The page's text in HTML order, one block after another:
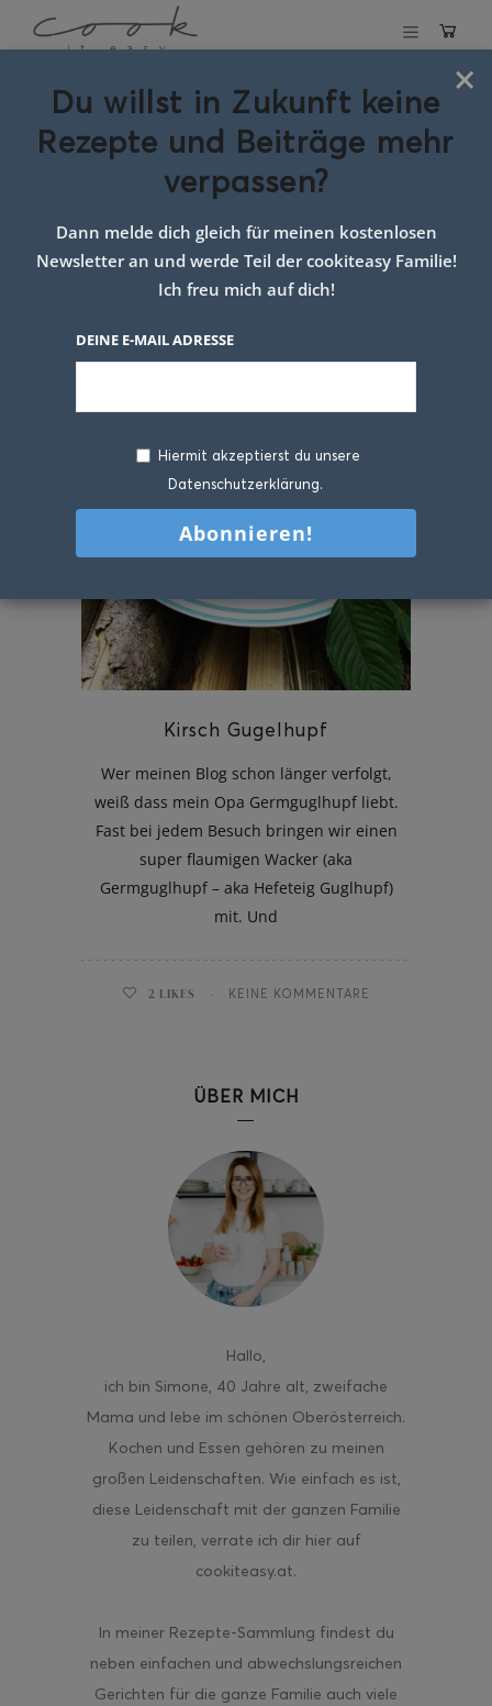
Schlagwort:
gefüllter
germguglhupf
Kirsch Gugelhupf
Wer meinen Blog schon länger verfolgt,
weiß dass mein Opa Germguglhupf liebt.
Fast bei jedem Besuch bringen wir einen
super flaumigen Wacker (aka
Germguglhupf – aka Hefeteig Guglhupf)
mit. Und
2 LIKES KEINE KOMMENTARE
ÜBER MICH
Hallo,
ich bin Simone, 40 Jahre alt, zweifache
Mama und lebe im schönen Oberösterreich.
Kochen und Essen gehören zu meinen
großen Leidenschaften. Wie einfach es ist,
diese Leidenschaft mit der ganzen Familie
zu teilen, verrate ich dir hier auf
cookiteasy.at.
In meiner Rezepte-Sammlung findest du
neben einfachen und abwechslungsreichen
Gerichten für die ganze Familie auch viele
×
Du willst in Zukunft keine
Rezepte und Beiträge mehr
verpassen?
Dann melde dich gleich für meinen kostenlosen
Newsletter an und werde Teil der cookiteasy Familie!
Ich freu mich auf dich!
DEINE E-MAIL ADRESSE
Hiermit akzeptierst du unsere
Datenschutzerklärung.